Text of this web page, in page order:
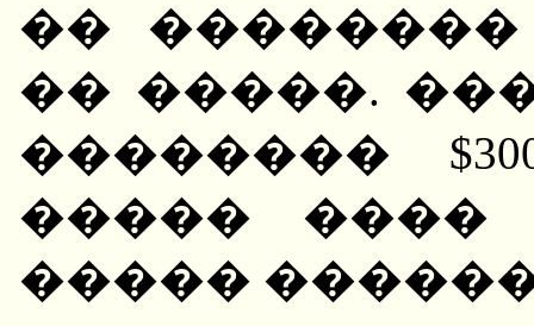
��
�� �����.
��������
����� ����
�����